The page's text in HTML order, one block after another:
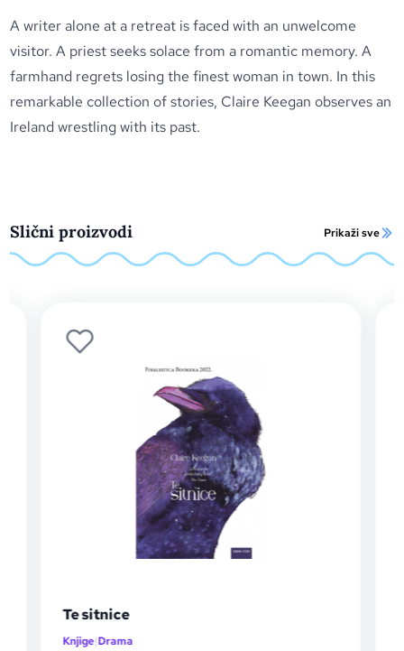
A writer alone at a retreat is faced with an unwelcome
visitor. A priest seeks solace from a romantic memory. A
farmhand regrets losing the finest woman in town. In this
remarkable collection of stories, Claire Keegan observes an
Ireland wrestling with its past.
Slični proizvodi Prikaži sve
Te sitnice
Knjige|Drama